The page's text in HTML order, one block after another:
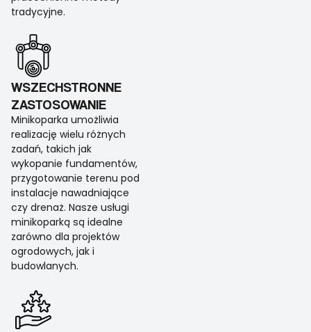
tradycyjne.
WSZECHSTRONNE
ZASTOSOWANIE
Minikoparka umożliwia
realizację wielu różnych
zadań, takich jak
wykopanie fundamentów,
przygotowanie terenu pod
instalacje nawadniające
czy drenaż. Nasze usługi
minikoparką są idealne
zarówno dla projektów
ogrodowych, jak i
budowlanych.